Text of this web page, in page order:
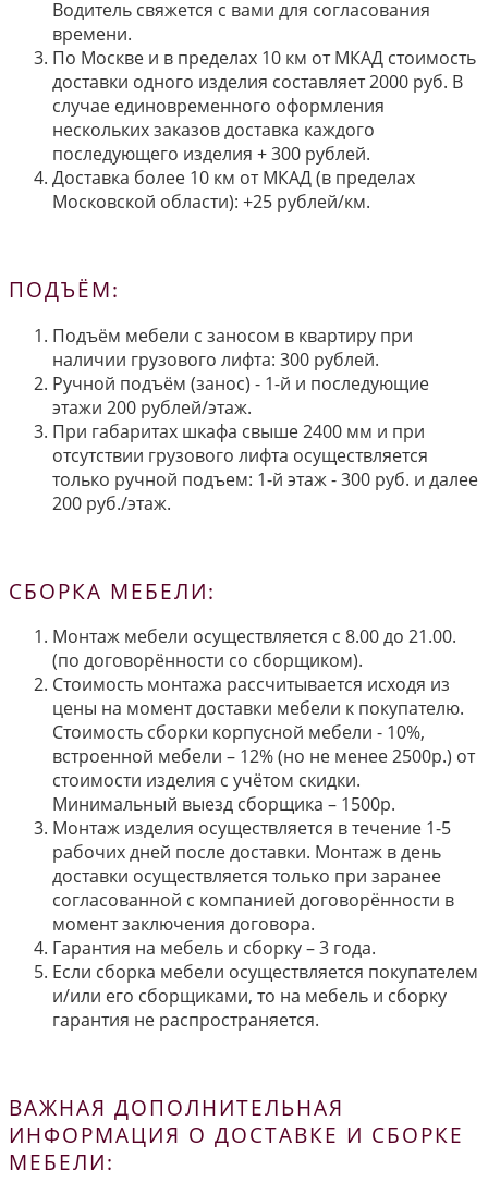
Водитель свяжется с вами для согласования
времени.
По Москве и в пределах 10 км от МКАД стоимость
доставки одного изделия составляет 2000 руб. В
случае единовременного оформления
нескольких заказов доставка каждого
последующего изделия + 300 рублей.
Доставка более 10 км от МКАД (в пределах
Московской области): +25 рублей/км.
ПОДЪЁМ:
Подъём мебели с заносом в квартиру при
наличии грузового лифта: 300 рублей.
Ручной подъём (занос) - 1-й и последующие
этажи 200 рублей/этаж.
При габаритах шкафа свыше 2400 мм и при
отсутствии грузового лифта осуществляется
только ручной подъем: 1-й этаж - 300 руб. и далее
200 руб./этаж.
СБОРКА МЕБЕЛИ:
Монтаж мебели осуществляется с 8.00 до 21.00.
(по договорённости со сборщиком).
Стоимость монтажа рассчитывается исходя из
цены на момент доставки мебели к покупателю.
Стоимость сборки корпусной мебели - 10%,
встроенной мебели – 12% (но не менее 2500р.) от
стоимости изделия с учётом скидки.
Минимальный выезд сборщика – 1500р.
Монтаж изделия осуществляется в течение 1-5
рабочих дней после доставки. Монтаж в день
доставки осуществляется только при заранее
согласованной с компанией договорённости в
момент заключения договора.
Гарантия на мебель и сборку – 3 года.
Если сборка мебели осуществляется покупателем
и/или его сборщиками, то на мебель и сборку
гарантия не распространяется.
ВАЖНАЯ ДОПОЛНИТЕЛЬНАЯ
ИНФОРМАЦИЯ О ДОСТАВКЕ И СБОРКЕ
МЕБЕЛИ: